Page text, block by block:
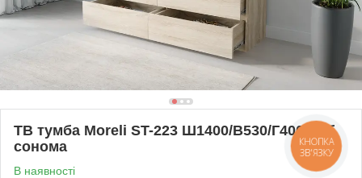
ТВ тумба Moreli ST-223 Ш1400/В530/Г400 Дуб
сонома
В наявності